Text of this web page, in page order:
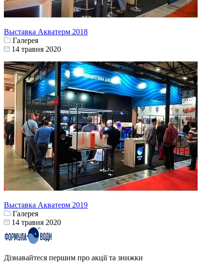
Выставка Акватерм 2018
Галерея
14 травня 2020
Выставка Акватерм 2019
Галерея
14 травня 2020
Дізнавайтеся першим про акції та знижки